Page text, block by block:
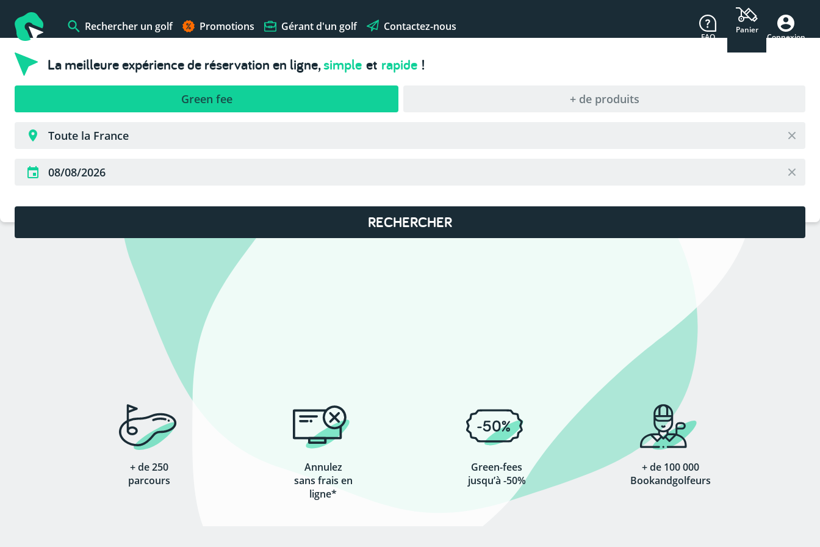
Rechercher un golf Promotions Gérant d'un golf Contactez-nous
FAQ
Panier
Connexion
La meilleure expérience de réservation en ligne,simple et rapide !
Green fee + de produits
RECHERCHER
+ de 250
parcours
Annulez
sans frais en
ligne*
Green-fees
jusqu’à -50%
+ de 100 000
Bookandgolfeurs